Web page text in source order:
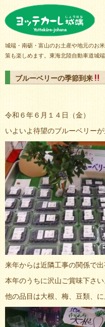
城端・南砺・富山のお土産や地元のお
策も楽しめます。東海北陸自動車道城
ブルーベリーの季節到来
令和６年６月１４日（金）
いよいよ待望のブルーベリー
来年からは近隣工事の関係で
本年のうちに沢山ご賞味下さい
他の品目は大根、梅、豆類、